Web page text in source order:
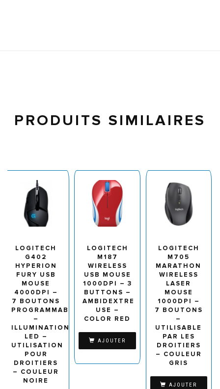
PRODUITS SIMILAIRES
LOGITECH
G402
HYPERION
FURY USB
MOUSE
4000DPI –
7 BOUTONS
PROGRAMMABLES
–
ILLUMINATION
LED –
UTILISATION
POUR
DROITIERS
– COULEUR
NOIRE
LOGITECH
M187
WIRELESS
USB MOUSE
1000DPI – 3
BUTTONS –
AMBIDEXTRE
USE –
COLOR RED
AJOUTER
LOGITECH
M705
MARATHON
WIRELESS
LASER
MOUSE
1000DPI –
7 BOUTONS
–
UTILISABLE
PAR LES
DROITIERS
– COULEUR
GRIS
AJOUTER